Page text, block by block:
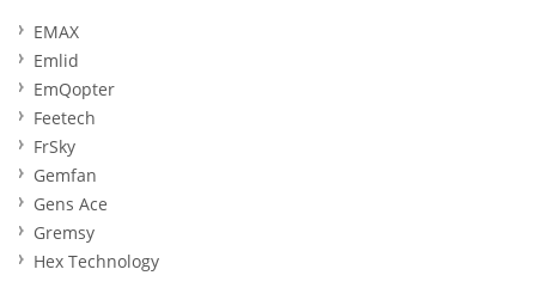
EMAX
Emlid
EmQopter
Feetech
FrSky
Gemfan
Gens Ace
Gremsy
Hex Technology